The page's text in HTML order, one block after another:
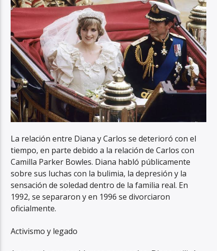
La relación entre Diana y Carlos se deterioró con el
tiempo, en parte debido a la relación de Carlos con
Camilla Parker Bowles. Diana habló públicamente
sobre sus luchas con la bulimia, la depresión y la
sensación de soledad dentro de la familia real. En
1992, se separaron y en 1996 se divorciaron
oficialmente.
Activismo y legado